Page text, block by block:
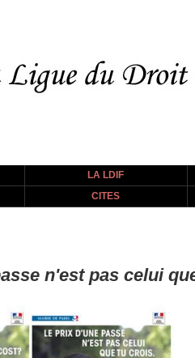
LA LDIF
CITES
n'est pas celui